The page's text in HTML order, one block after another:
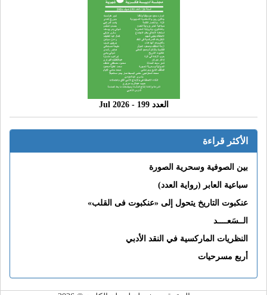
العدد 199 - 2026 Jul
الأكثر قراءة
بين الصوفية وسحرية الصورة
سباعية العابر (رواية العدد)
عنكبوت التاريخ يتحول إلى «عنكبوت فى القلب»
الــسَعــــد
النظريات الماركسية في النقد الأدبي
أربع مسرحيات